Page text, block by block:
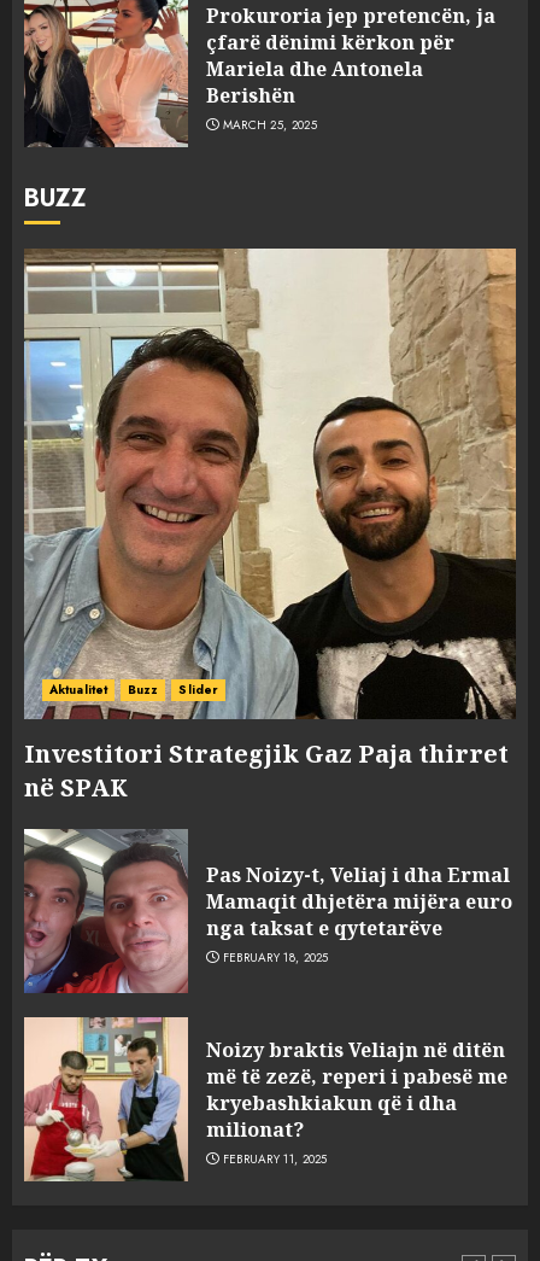
Prokuroria jep pretencën, ja
çfarë dënimi kërkon për
Mariela dhe Antonela
Berishën
MARCH 25, 2025
BUZZ
Aktualitet Buzz Slider
Investitori Strategjik Gaz Paja thirret
në SPAK
Pas Noizy-t, Veliaj i dha Ermal
Mamaqit dhjetëra mijëra euro
nga taksat e qytetarëve
FEBRUARY 18, 2025
Noizy braktis Veliajn në ditën
më të zezë, reperi i pabesë me
kryebashkiakun që i dha
milionat?
FEBRUARY 11, 2025
3
sulmuan “One Albania”,
ngjarja u fsheh. A u vodhën
serverat?
MARCH 25, 2025